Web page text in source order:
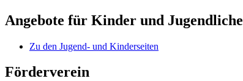
Angebote für Kinder und Jugendliche
Zu den Jugend- und Kinderseiten
Förderverein